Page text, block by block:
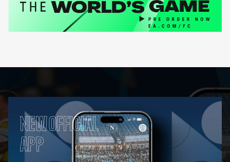
NEW OFFICIAL
APP